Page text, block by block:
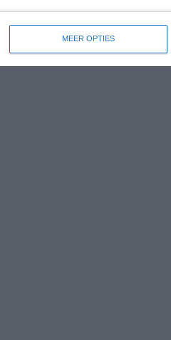
MEER OPTIES
bekijk de uitgebreide